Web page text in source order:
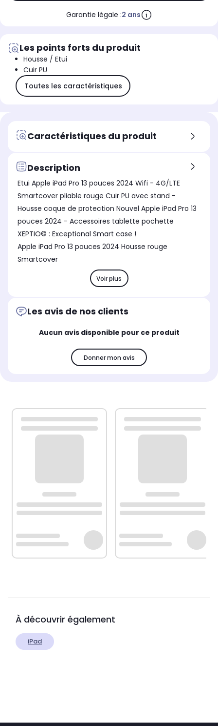
Garantie légale :2 ans
Les points forts du produit
Housse / Etui
Cuir PU
Toutes les caractéristiques
Caractéristiques du produit
Description
Etui Apple iPad Pro 13 pouces 2024 Wifi - 4G/LTE
Smartcover pliable rouge Cuir PU avec stand -
Housse coque de protection Nouvel Apple iPad Pro 13
pouces 2024 - Accessoires tablette pochette
XEPTIO© : Exceptional Smart case !
Apple iPad Pro 13 pouces 2024 Housse rouge
Smartcover
Voir plus
Les avis de nos clients
Aucun avis disponible pour ce produit
Donner mon avis
À découvrir également
iPad